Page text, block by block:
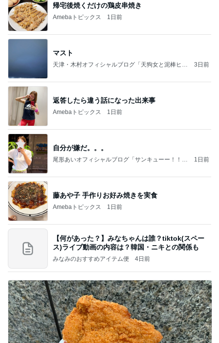
帰宅後焼くだけの鶏皮串焼き
Amebaトピックス 1日前
マスト
天津・木村オフィシャルブログ「天狗女と泥棒ヒゲ
3日前
返答したら違う話になった出来事
Amebaトピックス 1日前
自分が嫌だ。。。
尾形あいオフィシャルブログ「サンキューー！！尾
1日前
藤あや子 手作りお好み焼きを実食
Amebaトピックス 1日前
【何があった？】みなちゃんは誰？tiktok(スペー
ス)ライブ動画の内容は？韓国・ニキとの関係も
みなみのおすすめアイテム便 4日前